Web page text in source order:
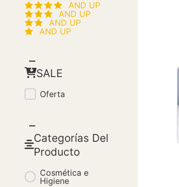
SALE
Oferta
Categorías Del
Producto
Cosmética e
Higiene